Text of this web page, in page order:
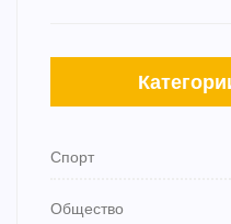
Спорт
Общество